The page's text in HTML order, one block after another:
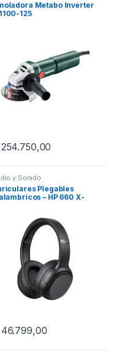
Metabo Inverter
125
254.750,00
Las opciones se
y Sonido
Plegables
– HP 660 X-
46.799,00